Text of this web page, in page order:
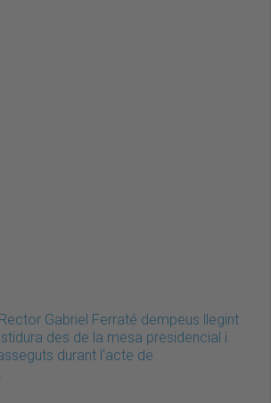
Gabriel Ferraté dempeus llegint
des de la mesa presidencial i
durant l'acte de